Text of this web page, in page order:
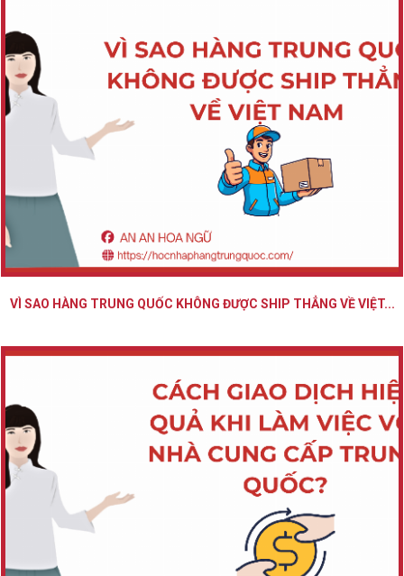
VÌ SAO HÀNG TRUNG QUỐC KHÔNG ĐƯỢC SHIP THẲNG VỀ VIỆT...